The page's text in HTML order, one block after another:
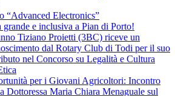
“Advanced Electronics”
grande e inclusiva a Pian di Porto!
Tiziano Proietti (3BC) riceve un
dal Rotary Club di Todi per il suo
nel Concorso su Legalità e Cultura
per i Giovani Agricoltori: Incontro
Dottoressa Maria Chiara Menaguale sul